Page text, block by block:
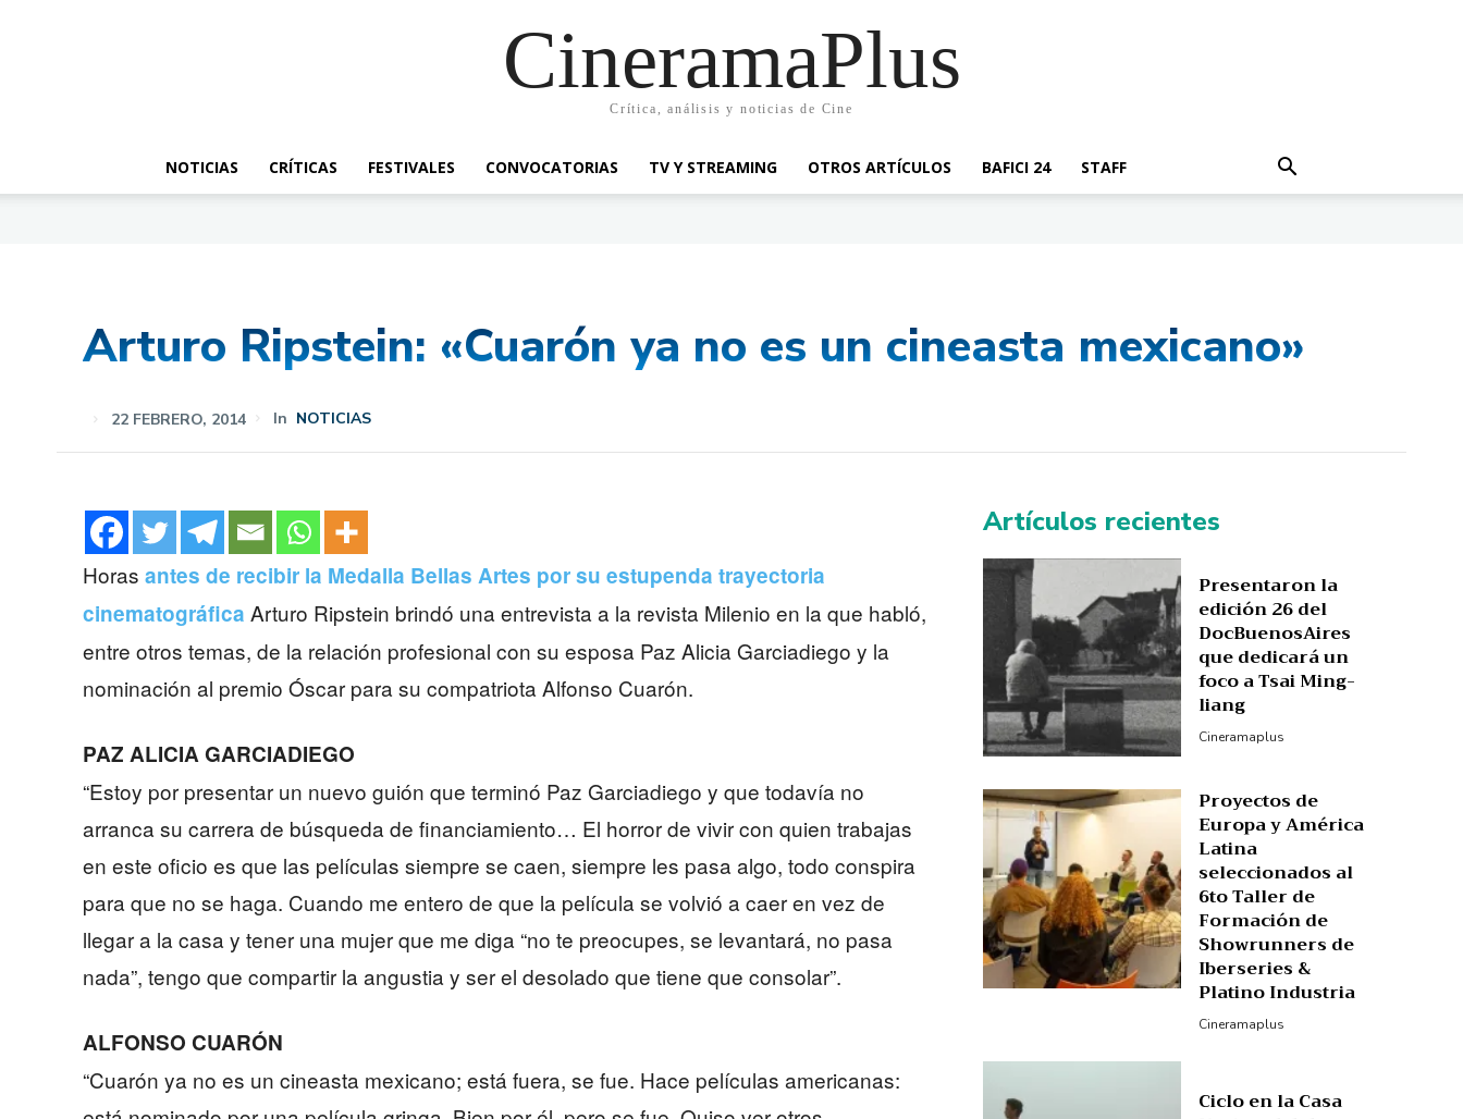
CineramaPlus
Crítica, análisis y noticias de Cine
NOTICIAS CRÍTICAS FESTIVALES CONVOCATORIAS TV Y STREAMING OTROS ARTÍCULOS BAFICI 24 STAFF
Arturo Ripstein: «Cuarón ya no es un cineasta mexicano»
22 FEBRERO, 2014 In NOTICIAS
Horas antes de recibir la Medalla Bellas Artes por su estupenda trayectoria
cinematográfica Arturo Ripstein brindó una entrevista a la revista Milenio en la que habló,
entre otros temas, de la relación profesional con su esposa Paz Alicia Garciadiego y la
nominación al premio Óscar para su compatriota Alfonso Cuarón.
PAZ ALICIA GARCIADIEGO
“Estoy por presentar un nuevo guión que terminó Paz Garciadiego y que todavía no
arranca su carrera de búsqueda de financiamiento… El horror de vivir con quien trabajas
en este oficio es que las películas siempre se caen, siempre les pasa algo, todo conspira
para que no se haga. Cuando me entero de que la película se volvió a caer en vez de
llegar a la casa y tener una mujer que me diga “no te preocupes, se levantará, no pasa
nada”, tengo que compartir la angustia y ser el desolado que tiene que consolar”.
ALFONSO CUARÓN
“Cuarón ya no es un cineasta mexicano; está fuera, se fue. Hace películas americanas:
Artículos recientes
Presentaron la
edición 26 del
DocBuenosAires
que dedicará un
foco a Tsai Ming-
liang
Cineramaplus
Proyectos de
Europa y América
Latina
seleccionados al
6to Taller de
Formación de
Showrunners de
Iberseries &
Platino Industria
Cineramaplus
Ciclo en la Casa